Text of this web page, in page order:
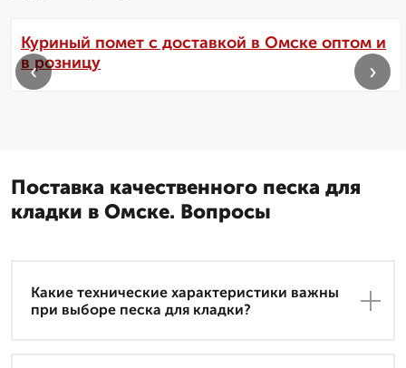
Куриный помет с доставкой в Омске оптом и
в розницу
‹ ›
Поставка качественного песка для
кладки в Омске. Вопросы
Какие технические характеристики важны
при выборе песка для кладки?